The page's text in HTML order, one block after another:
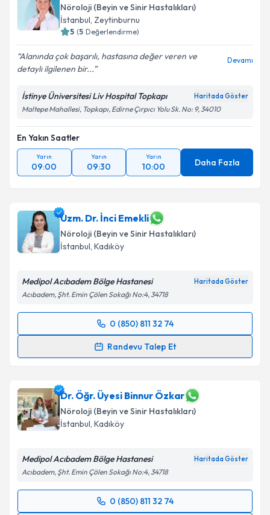
E-posta Adresiniz
Kişisel verilerimin işlenmesine ilişkin
kapsamda işlenmesini kabul ediyorum.
Nöroloji (Beyin ve Sinir Hastalıkları)
İstanbul, Zeytinburnu
5 (5 Değerlendirme)
Alanında çok başarılı, hastasına değer veren ve
detaylı ilgilenen bir...
Devamı
İstinye Üniversitesi Liv Hospital Topkapı Haritada Göster
Maltepe Mahallesi, Topkapı, Edirne Çırpıcı Yolu Sk. No: 9, 34010
En Yakın Saatler
Yarın
09:00
Yarın
09:30
Yarın
10:00 Daha Fazla
Uzm. Dr. İnci Emekli
Nöroloji (Beyin ve Sinir Hastalıkları)
İstanbul, Kadıköy
Medipol Acıbadem Bölge Hastanesi Haritada Göster
Acıbadem, Şht. Emin Çölen Sokağı No:4, 34718
0 (850) 811 32 74
Randevu Talep Et
Randevu Takvimi Talebi
takvim hazırlandığında e-posta ile bilgilendireceğiz.
E-posta Adresiniz
Kişisel verilerimin işlenmesine ilişkin
Metni'ni okudum ve kişisel verilerimin belirtilen
kapsamda işlenmesini kabul ediyorum.
Dr. Öğr. Üyesi Binnur Özkar
Nöroloji (Beyin ve Sinir Hastalıkları)
İstanbul, Kadıköy
Medipol Acıbadem Bölge Hastanesi Haritada Göster
Acıbadem, Şht. Emin Çölen Sokağı No:4, 34718
0 (850) 811 32 74
Randevu Takvimi Talebi